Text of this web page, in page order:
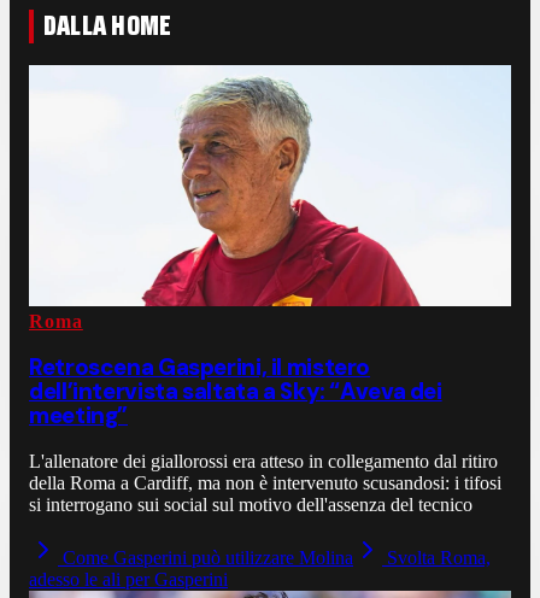
DALLA HOME
Roma
Retroscena Gasperini, il mistero
dell’intervista saltata a Sky: “Aveva dei
meeting”
L'allenatore dei giallorossi era atteso in collegamento dal ritiro
della Roma a Cardiff, ma non è intervenuto scusandosi: i tifosi
si interrogano sui social sul motivo dell'assenza del tecnico
Come Gasperini può utilizzare Molina
Svolta Roma,
adesso le ali per Gasperini